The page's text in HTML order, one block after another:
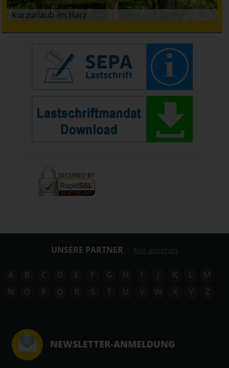
Kurzurlaub im Harz
UNSERE PARTNER Alle ansehen
A B C D E F G H I J K L
M
N
O P Q R S T U V W X Y Z
NEWSLETTER-ANMELDUNG